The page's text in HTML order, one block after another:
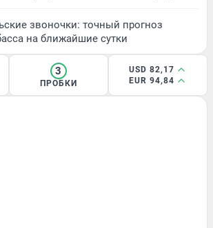
звоночки: точный прогноз
на ближайшие сутки
3
ПРОБКИ
USD 82,17
EUR 94,84